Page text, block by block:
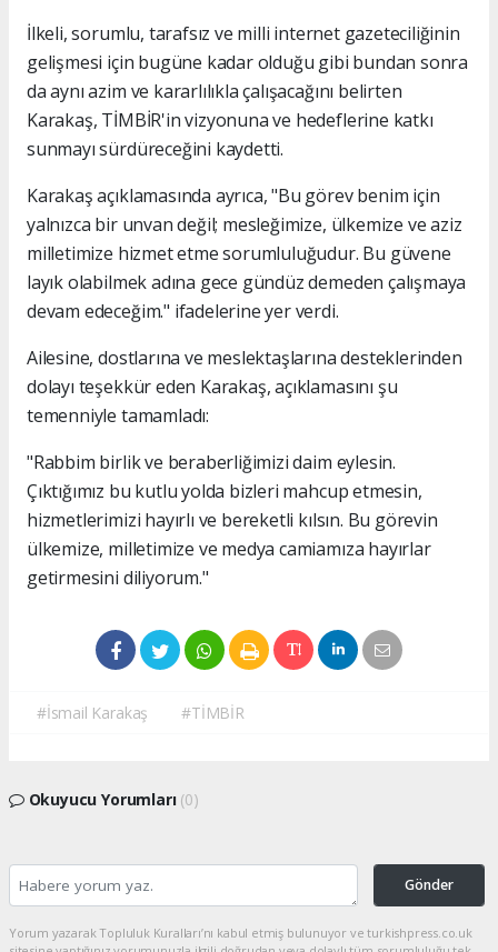
İlkeli, sorumlu, tarafsız ve milli internet gazeteciliğinin
gelişmesi için bugüne kadar olduğu gibi bundan sonra
da aynı azim ve kararlılıkla çalışacağını belirten
Karakaş, TİMBİR'in vizyonuna ve hedeflerine katkı
sunmayı sürdüreceğini kaydetti.
Karakaş açıklamasında ayrıca, "Bu görev benim için
yalnızca bir unvan değil; mesleğimize, ülkemize ve aziz
milletimize hizmet etme sorumluluğudur. Bu güvene
layık olabilmek adına gece gündüz demeden çalışmaya
devam edeceğim." ifadelerine yer verdi.
Ailesine, dostlarına ve meslektaşlarına desteklerinden
dolayı teşekkür eden Karakaş, açıklamasını şu
temenniyle tamamladı:
"Rabbim birlik ve beraberliğimizi daim eylesin.
Çıktığımız bu kutlu yolda bizleri mahcup etmesin,
hizmetlerimizi hayırlı ve bereketli kılsın. Bu görevin
ülkemize, milletimize ve medya camiamıza hayırlar
getirmesini diliyorum."
#İsmail Karakaş #TİMBİR
Okuyucu Yorumları (0)
Gönder
Yorum yazarak Topluluk Kuralları’nı kabul etmiş bulunuyor ve turkishpress.co.uk